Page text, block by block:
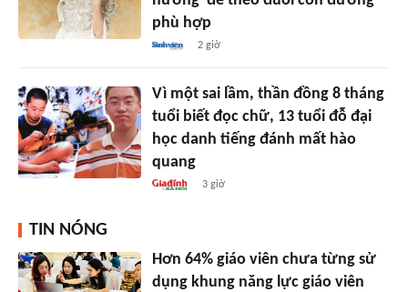
phù hợp
2 giờ
Vì một sai lầm, thần đồng 8 tháng
tuổi biết đọc chữ, 13 tuổi đỗ đại
học danh tiếng đánh mất hào
quang
3 giờ
TIN NÓNG
Hơn 64% giáo viên chưa từng sử
dụng khung năng lực giáo viên